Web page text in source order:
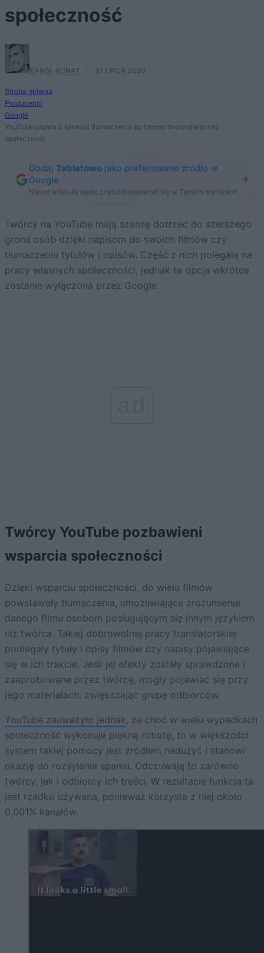
społeczność
KAROL KUNAT 31 LIPCA 2020
Strona główna
Producenci
Google
YouTube usuwa z serwisu tłumaczenia do filmów tworzone przez
społeczność
Dodaj Tabletowo jako preferowane źródło w
Google
Nasze artykuły będą częściej pojawiać się w Twoich wynikach
Twórcy na YouTube mają szansę dotrzeć do szerszego
grona osób dzięki napisom do swoich filmów czy
tłumaczeniu tytułów i opisów. Część z nich polegała na
pracy własnych społeczności, jednak ta opcja wkrótce
zostanie wyłączona przez Google.
Twórcy YouTube pozbawieni
wsparcia społeczności
Dzięki wsparciu społeczności, do wielu filmów
powstawały tłumaczenia, umożliwiające zrozumienie
danego filmu osobom posługującym się innym językiem
niż twórca. Takiej dobrowolnej pracy translatorskiej
podlegały tytuły i opisy filmów czy napisy pojawiające
się w ich trakcie. Jeśli jej efekty zostały sprawdzone i
zaaprobowane przez twórcę, mogły pojawiać się przy
jego materiałach, zwiększając grupę odbiorców.
YouTube zauważyło jednak, że choć w wielu wypadkach
społeczność wykonuje piękną robotę, to w większości
system takiej pomocy jest źródłem nadużyć i stanowi
okazję do rozsyłania spamu. Odczuwają to zarówno
twórcy, jak i odbiorcy ich treści. W rezultacie funkcja ta
jest rzadko używana, ponieważ korzysta z niej około
0,001% kanałów.